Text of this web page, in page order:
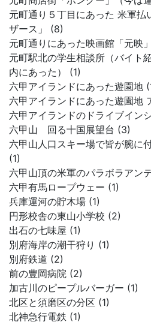
元町通り５丁目にあった 米軍払
ザース」 (8)
元町通りにあった映画館「元映
元町駅北の学生相談所（バイト
内にあった） (1)
六甲アイランドにあった遊園地
六甲アイランドにあった遊園地
六甲アイランドのドライブイン
六甲山 回る十国展望台 (3)
六甲山人口スキー場で皆が腕に
(1)
六甲山頂の米軍のパラボラアン
六甲有馬ロープウェー (1)
兵庫運河の貯木場 (1)
円形校舎の東山小学校 (2)
出石の七味屋 (1)
別府海岸の潮干狩り (1)
別府鉄道 (2)
前の豊岡病院 (2)
加古川のピープルバーガー (1)
北区と須磨区の分区 (1)
北神急行電鉄 (1)